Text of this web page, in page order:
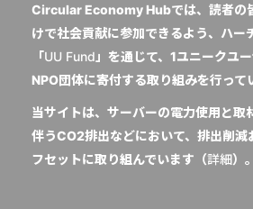
Circular Economy Hubでは、読者の
けで社会貢献に参加できるよう、ハー
「UU Fund 」を通じて、1ユニークユ
NPO団体に寄付する取り組みを行って
当サイトは、サーバーの電力使用と取
伴うCO2排出などにおいて、排出削減
フセットに取り組んでいます（詳細）。